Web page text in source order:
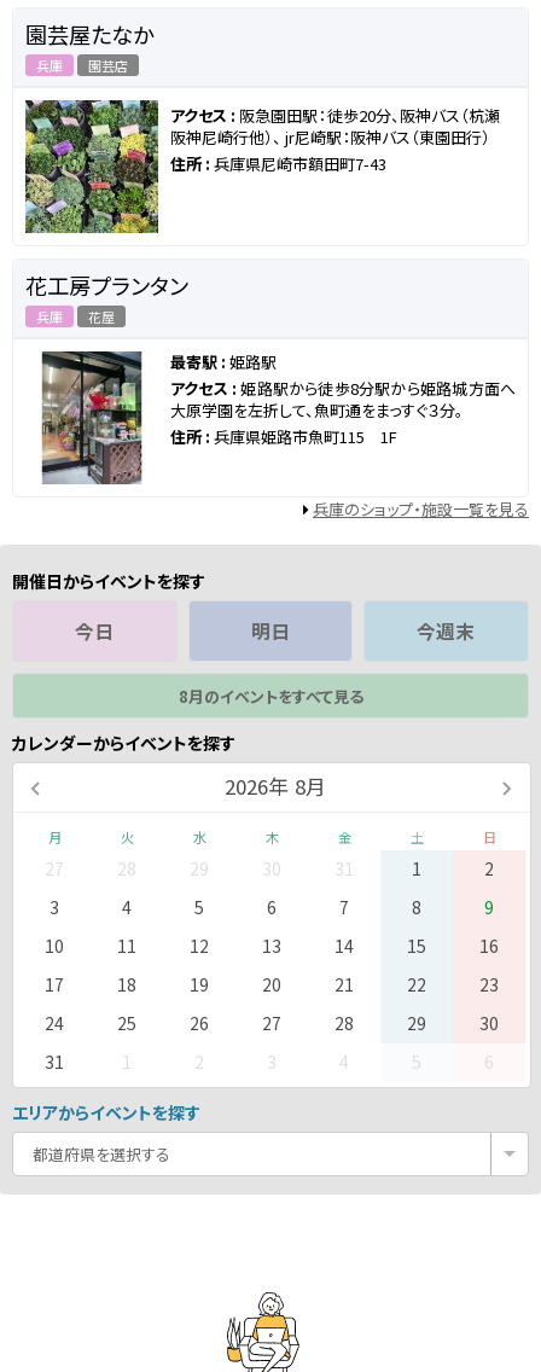
園芸屋たなか
兵庫 園芸店
アクセス : 阪急園田駅：徒歩20分、阪神バス（杭瀬
阪神尼崎行他）、 jr尼崎駅：阪神バス（東園田行）
住所 : 兵庫県尼崎市額田町7-43
花工房プランタン
兵庫 花屋
最寄駅 : 姫路駅
アクセス :姫路駅から徒歩8分駅から姫路城方面へ
大原学園を左折して、魚町通をまっすぐ３分。
住所 : 兵庫県姫路市魚町115 1F
兵庫のショップ・施設一覧を見る
開催日からイベントを探す
今日 明日 今週末
8月のイベントをすべて見る
カレンダーからイベントを探す
2026年 8月
月 火 水 木 金 土 日
27 28 29 30 31 1
2
3
4 5 6 7 8
9
10
11 12 13 14 15
16
17
18 19 20 21 22
23
24
25 26 27 28 29
30
31
1 2 3 4 5 6
エリアからイベントを探す